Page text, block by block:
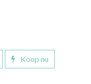
Koop nu